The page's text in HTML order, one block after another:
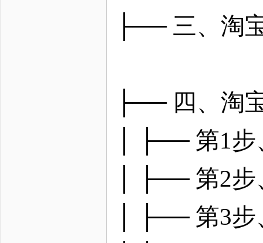
├── 三、淘
├── 四、淘
│ ├── 第1
│ ├── 第2
│ ├── 第3